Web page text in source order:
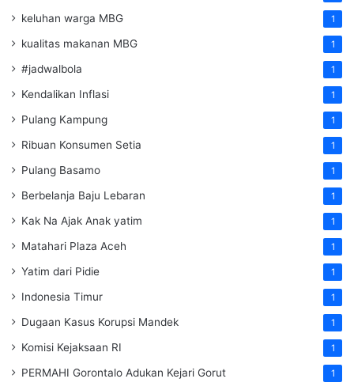
keluhan warga MBG 1
kualitas makanan MBG 1
#jadwalbola 1
Kendalikan Inflasi 1
Pulang Kampung 1
Ribuan Konsumen Setia 1
Pulang Basamo 1
Berbelanja Baju Lebaran 1
Kak Na Ajak Anak yatim 1
Matahari Plaza Aceh 1
Yatim dari Pidie 1
Indonesia Timur 1
Dugaan Kasus Korupsi Mandek 1
Komisi Kejaksaan RI 1
PERMAHI Gorontalo Adukan Kejari Gorut 1